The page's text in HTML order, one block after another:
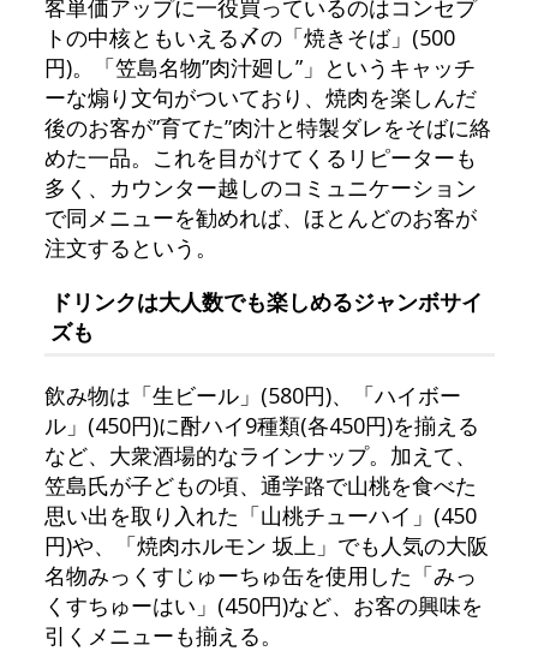
客単価アップに一役買っているのはコンセプ
トの中核ともいえる〆の「焼きそば」(500
円)。「笠島名物”肉汁廻し”」というキャッチ
ーな煽り文句がついており、焼肉を楽しんだ
後のお客が”育てた”肉汁と特製ダレをそばに絡
めた一品。これを目がけてくるリピーターも
多く、カウンター越しのコミュニケーション
で同メニューを勧めれば、ほとんどのお客が
注文するという。
ドリンクは大人数でも楽しめるジャンボサイ
ズも
飲み物は「生ビール」(580円)、「ハイボー
ル」(450円)に酎ハイ9種類(各450円)を揃える
など、大衆酒場的なラインナップ。加えて、
笠島氏が子どもの頃、通学路で山桃を食べた
思い出を取り入れた「山桃チューハイ」(450
円)や、「焼肉ホルモン 坂上」でも人気の大阪
名物みっくすじゅーちゅ缶を使用した「みっ
くすちゅーはい」(450円)など、お客の興味を
引くメニューも揃える。